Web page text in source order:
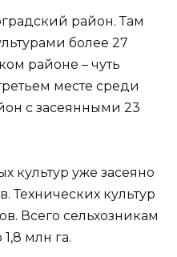
район. Там
более 27
районе – чуть
месте среди
с засеянными 23
культур уже засеяно
Технических культур
Всего сельхозникам
млн га.